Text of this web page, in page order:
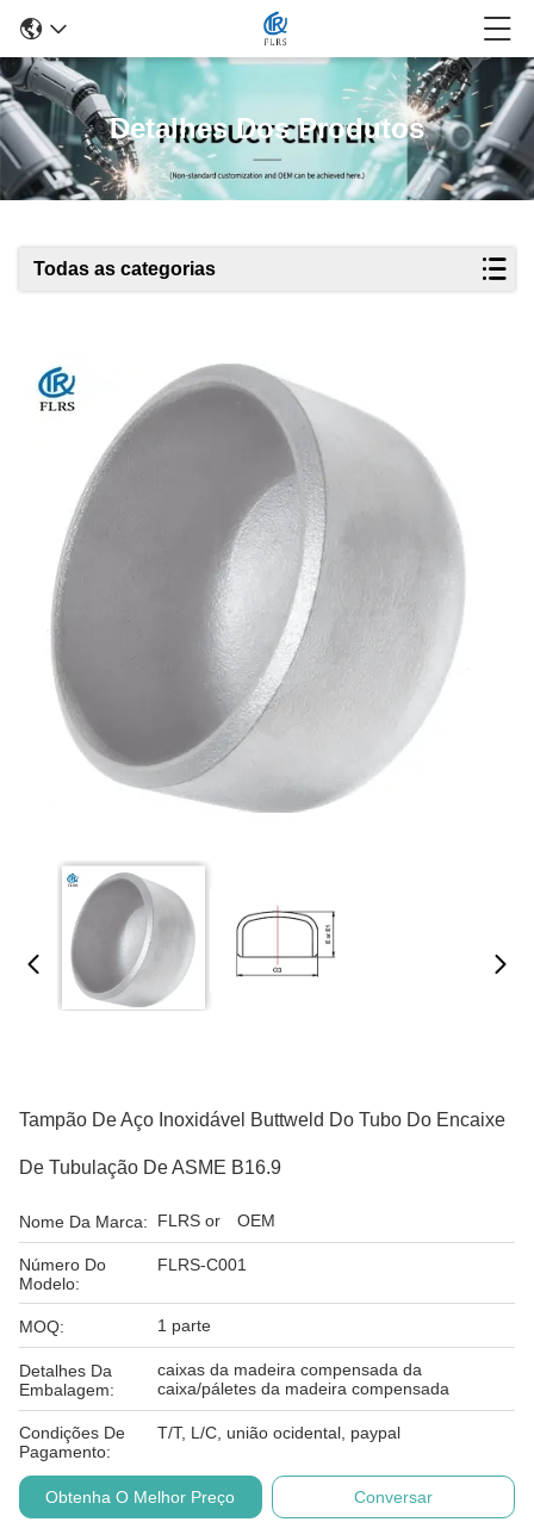
Detalhes Dos Produtos
Todas as categorias
Tampão De Aço Inoxidável Buttweld Do Tubo Do Encaixe
De Tubulação De ASME B16.9
Nome Da Marca: FLRS or OEM
Número Do
Modelo:
FLRS-C001
MOQ: 1 parte
Detalhes Da
Embalagem:
caixas da madeira compensada da
caixa/páletes da madeira compensada
Condições De
Pagamento:
T/T, L/C, união ocidental, paypal
Obtenha O Melhor Preço Conversar